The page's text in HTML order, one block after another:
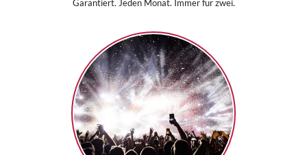
Garantiert. Jeden Monat. Immer für zwei.